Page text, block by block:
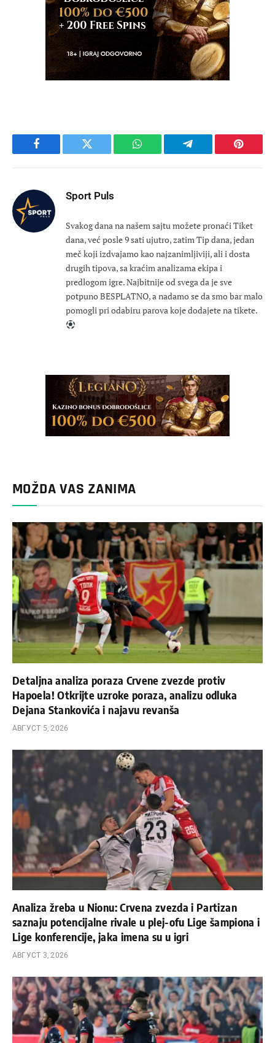
Facebook Twitter WhatsApp Telegram
Sport Puls
Svakog dana na našem sajtu možete pronaći Tiket
dana, već posle 9 sati ujutro, zatim Tip dana, jedan
meč koji izdvajamo kao najzanimljiviji, ali i dosta
drugih tipova, sa kraćim analizama ekipa i
predlogom igre. Najbitnije od svega da je sve
potpuno BESPLATNO, a nadamo se da smo bar malo
pomogli pri odabiru parova koje dodajete na tikete.
MOŽDA VAS ZANIMA
Detaljna analiza poraza Crvene zvezde protiv
Hapoela! Otkrijte uzroke poraza, analizu odluka
Dejana Stankovića i najavu revanša
АВГУСТ 5, 2026
Analiza žreba u Nionu: Crvena zvezda i Partizan
saznaju potencijalne rivale u plej-ofu Lige šampiona i
Lige konferencije, jaka imena su u igri
АВГУСТ 3, 2026